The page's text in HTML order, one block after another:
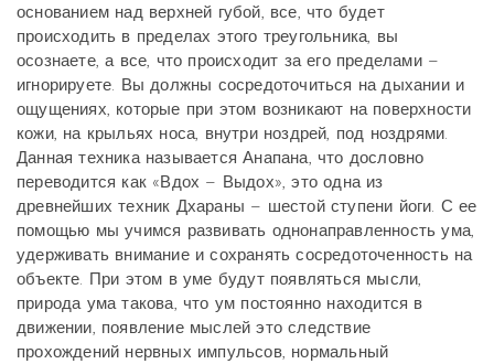
основанием над верхней губой, все, что будет
происходить в пределах этого треугольника, вы
осознаете, а все, что происходит за его пределами –
игнорируете. Вы должны сосредоточиться на дыхании и
ощущениях, которые при этом возникают на поверхности
кожи, на крыльях носа, внутри ноздрей, под ноздрями.
Данная техника называется Анапана, что дословно
переводится как «Вдох – Выдох», это одна из
древнейших техник Дхараны – шестой ступени йоги. С ее
помощью мы учимся развивать однонаправленность ума,
удерживать внимание и сохранять сосредоточенность на
объекте. При этом в уме будут появляться мысли,
природа ума такова, что ум постоянно находится в
движении, появление мыслей это следствие
прохождений нервных импульсов, нормальный